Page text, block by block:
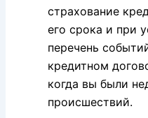
страхование
его срока и при
перечень
кредитном
когда вы были
происшествий.